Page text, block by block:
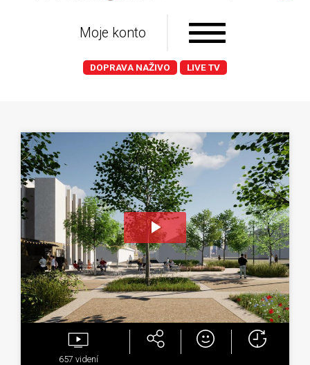
Moje konto
DOPRAVA NAŽIVO LIVE TV
Play
Video
657videní